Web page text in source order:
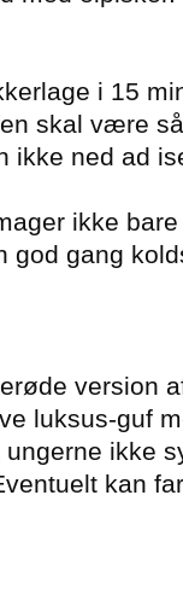
i 15
skal være
ikke ned ad
ikke
gang
version
luksus-guf
ikke
kan